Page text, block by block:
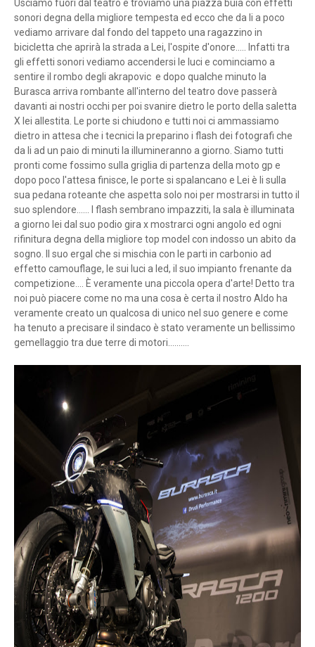
Usciamo fuori dal teatro e troviamo una piazza buia con effetti
sonori degna della migliore tempesta ed ecco che da li a poco
vediamo arrivare dal fondo del tappeto una ragazzino in
bicicletta che aprirà la strada a Lei, l'ospite d'onore..... Infatti tra
gli effetti sonori vediamo accendersi le luci e cominciamo a
sentire il rombo degli akrapovic e dopo qualche minuto la
Burasca arriva rombante all'interno del teatro dove passerà
davanti ai nostri occhi per poi svanire dietro le porto della saletta
X lei allestita. Le porte si chiudono e tutti noi ci ammassiamo
dietro in attesa che i tecnici la preparino i flash dei fotografi che
da li ad un paio di minuti la illumineranno a giorno. Siamo tutti
pronti come fossimo sulla griglia di partenza della moto gp e
dopo poco l'attesa finisce, le porte si spalancano e Lei è li sulla
sua pedana roteante che aspetta solo noi per mostrarsi in tutto il
suo splendore...... I flash sembrano impazziti, la sala è illuminata
a giorno lei dal suo podio gira x mostrarci ogni angolo ed ogni
rifinitura degna della migliore top model con indosso un abito da
sogno. Il suo ergal che si mischia con le parti in carbonio ad
effetto camouflage, le sui luci a led, il suo impianto frenante da
competizione.... È veramente una piccola opera d'arte! Detto tra
noi può piacere come no ma una cosa è certa il nostro Aldo ha
veramente creato un qualcosa di unico nel suo genere e come
ha tenuto a precisare il sindaco è stato veramente un bellissimo
gemellaggio tra due terre di motori..........